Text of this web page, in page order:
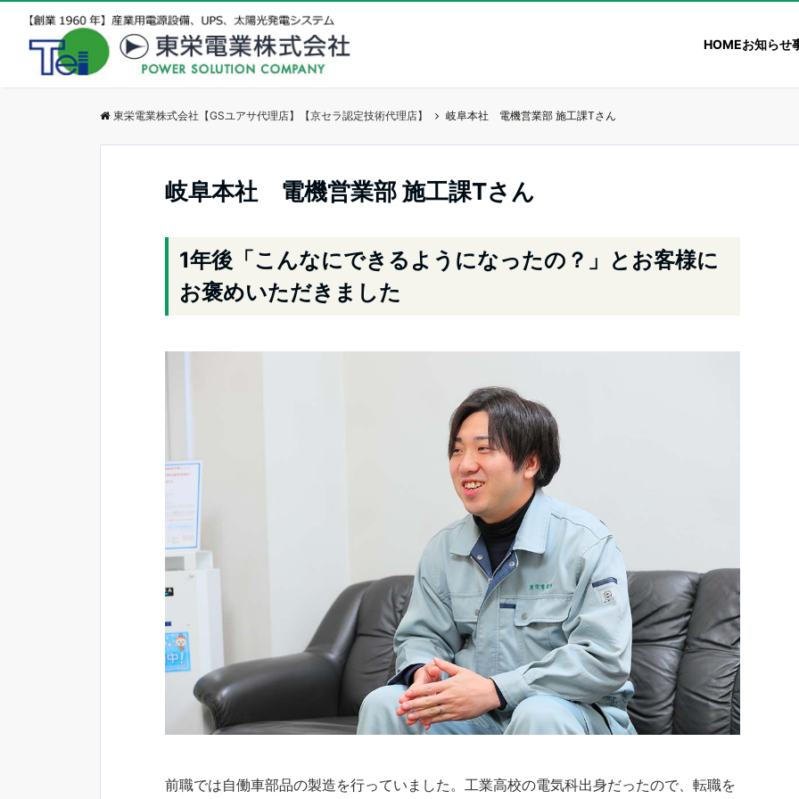
HOMEお知らせ
東栄電業株式会社【GSユアサ代理店】【京セラ認定技術代理店】 岐阜本社 電機営業部 施工課Tさん
岐阜本社 電機営業部 施工課Tさん
1年後「こんなにできるようになったの？」とお客様に
お褒めいただきました
前職では自働車部品の製造を行っていました。工業高校の電気科出身だったので、転職を